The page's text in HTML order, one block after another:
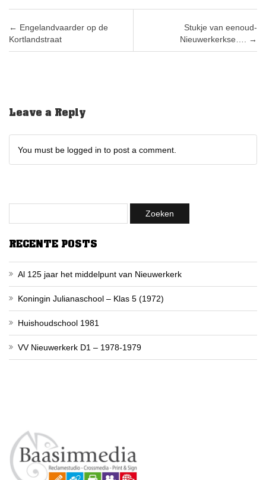
Post navigation
← Engelandvaarder op de
Kortlandstraat
Stukje van eenoud-
Nieuwerkerkse…. →
Leave a Reply
You must be logged in to post a comment.
RECENTE POSTS
Al 125 jaar het middelpunt van Nieuwerkerk
Koningin Julianaschool – Klas 5 (1972)
Huishoudschool 1981
VV Nieuwerkerk D1 – 1978-1979